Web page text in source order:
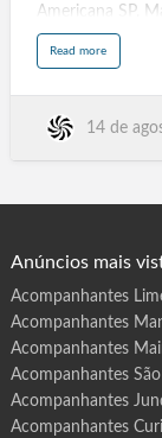
Americana SP,
do Socorro SE,
Rorainópolis
Jaboatão dos
Read morea
t
r
e
r
m
a
a
i
h
o
s
S
P
14 de
Anúncios mais
Acompanhantes
Acompanhantes
Acompanhantes
Acompanhantes
Acompanhantes
Acompanhantes